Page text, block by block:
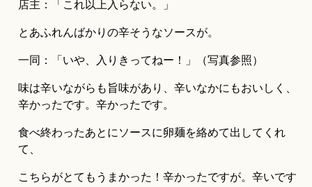
店主：「これ以上入らない。」
とあふれんばかりの辛そうなソースが。
一同：「いや、入りきってねー！」（写真参照）
味は辛いながらも旨味があり、辛いなかにもおいしく、
辛かったです。辛かったです。
食べ終わったあとにソースに卵麺を絡めて出してくれ
て、
こちらがとてもうまかった！辛かったですが。辛いです